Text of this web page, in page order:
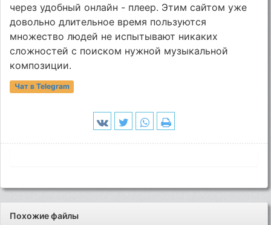
через удобный онлайн - плеер. Этим сайтом уже
довольно длительное время пользуются
множество людей не испытывают никаких
сложностей с поиском нужной музыкальной
композиции.
Чат в Telegram
Похожие файлы